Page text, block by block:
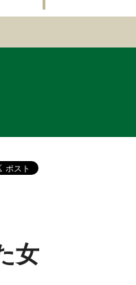
女